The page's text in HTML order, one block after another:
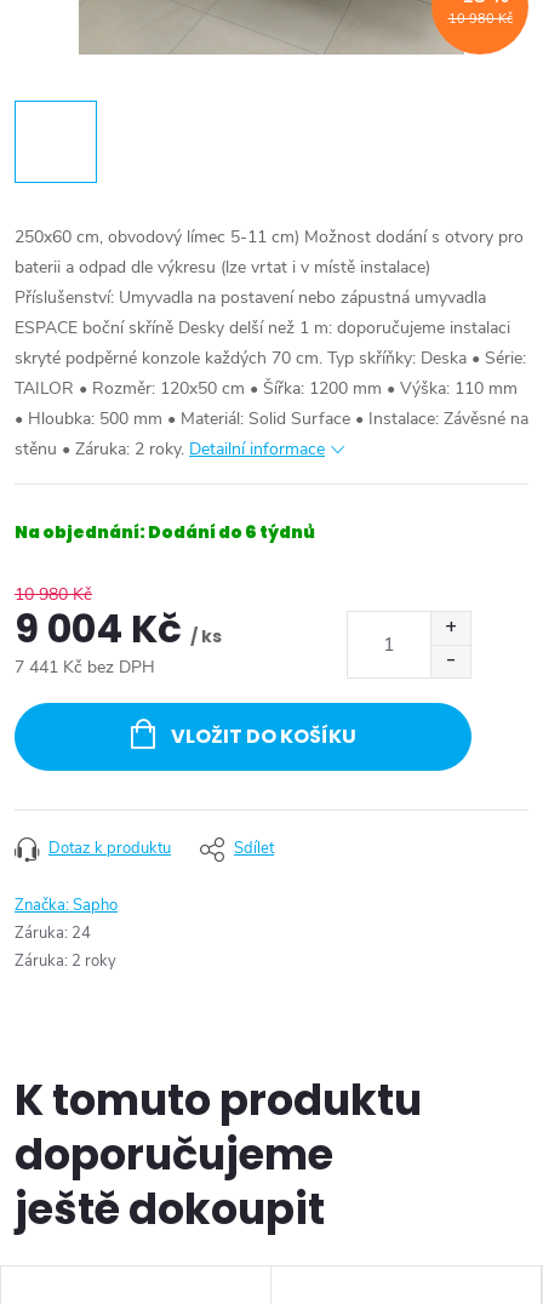
10 980 Kč
250x60 cm, obvodový límec 5-11 cm) Možnost dodání s otvory pro
baterii a odpad dle výkresu (lze vrtat i v místě instalace)
Příslušenství: Umyvadla na postavení nebo zápustná umyvadla
ESPACE boční skříně Desky delší než 1 m: doporučujeme instalaci
skryté podpěrné konzole každých 70 cm. Typ skříňky: Deska • Série:
TAILOR • Rozměr: 120x50 cm • Šířka: 1200 mm • Výška: 110 mm
• Hloubka: 500 mm • Materiál: Solid Surface • Instalace: Závěsné na
stěnu • Záruka: 2 roky. Detailní informace
Na objednání: Dodání do 6 týdnů
10 980 Kč
9 004 Kč / ks
7 441 Kč bez DPH
cena:
VLOŽIT DO KOŠÍKU
Dotaz k produktu Sdílet
Značka:Sapho
Záruka: 24
Záruka: 2 roky
K tomuto produktu
doporučujeme
ještě dokoupit